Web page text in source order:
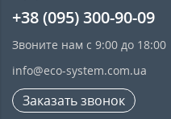
+38 (095) 300-90-09
Звоните нам с 9:00 до 18:00
info@eco-system.com.ua
Заказать звонок